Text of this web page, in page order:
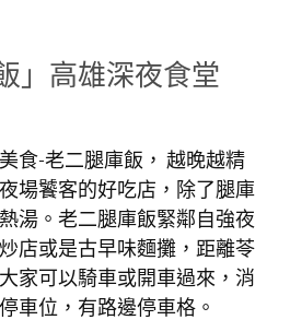
」高雄深夜食堂
食-老二腿庫飯， 越晚越精
場饕客的好吃店，除了腿庫
湯。老二腿庫飯緊鄰自強夜
店或是古早味麵攤，距離苓
家可以騎車或開車過來，消
車位，有路邊停車格。